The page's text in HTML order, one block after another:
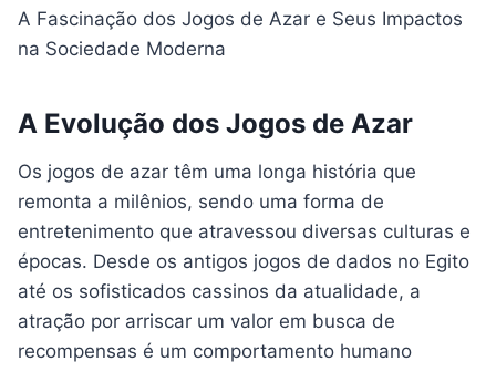
A Fascinação dos Jogos de Azar e Seus Impactos
na Sociedade Moderna
A Evolução dos Jogos de Azar
Os jogos de azar têm uma longa história que
remonta a milênios, sendo uma forma de
entretenimento que atravessou diversas culturas e
épocas. Desde os antigos jogos de dados no Egito
até os sofisticados cassinos da atualidade, a
atração por arriscar um valor em busca de
recompensas é um comportamento humano